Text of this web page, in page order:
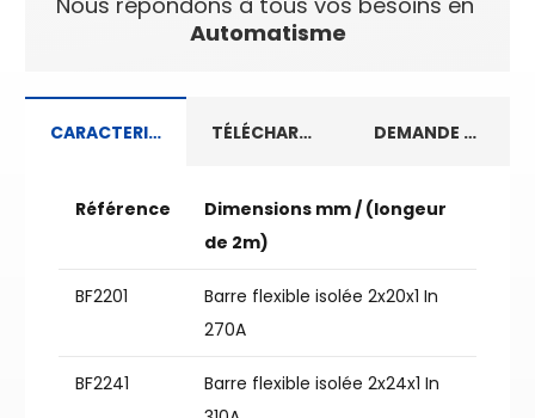
Automatisme
CARACTERISTIQUES TECHNIQUES TÉLÉCHARGEMENT DEMANDE D’INFORMATIONS
Référence
Dimensions mm / (longeur
de 2m)
BF2201
Barre flexible isolée 2x20x1 In
270A
BF2241
Barre flexible isolée 2x24x1 In